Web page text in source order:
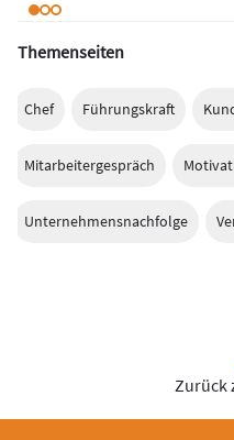
Themenseiten
Chef Führungskraft
Mitarbeitergespräch
Unternehmensnachfolge
Zurück